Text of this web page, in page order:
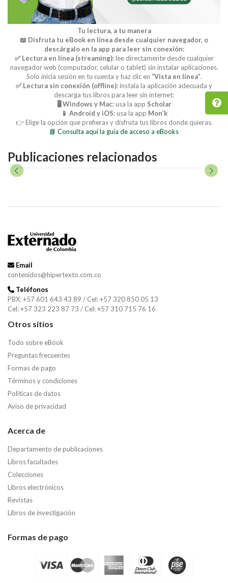
Tu lectura, a tu manera
📖 Disfruta tu eBook en línea desde cualquier navegador, o
descárgalo en la app para leer sin conexión:
✅ Lectura en línea (streaming):lee directamente desde cualquier
navegador web (computador, celular o tablet) sin instalar aplicaciones.
Solo inicia sesión en tu cuenta y haz clic en “Vista en línea”.
✅ Lectura sin conexión (offline):instala la aplicación adecuada y
descarga tus libros para leer sin internet:
🖥️ Windows y Mac:usa la app Scholar
📱 Android y iOS:usa la app Mon’k
👉 Elige la opción que prefieras y disfruta tus libros donde quieras.
📘 Consulta aquí la guía de acceso a eBooks
Publicaciones relacionados
Email
contenidos@hipertexto.com.co
Teléfonos
PBX: +57 601 643 43 89 / Cel: +57 320 850 05 13
Cel: +57 323 223 87 73 / Cel: +57 310 715 76 16
Otros sitios
Todo sobre eBook
Preguntas frecuentes
Formas de pago
Términos y condiciones
Políticas de datos
Aviso de privacidad
Acerca de
Departamento de publicaciones
Libros facultades
Colecciones
Libros electrónicos
Revistas
Libros de investigación
Formas de pago